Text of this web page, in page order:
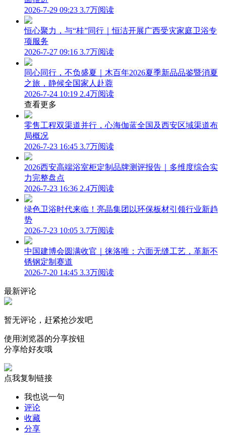
2026-7-29 09:23 3.7万阅读
恒心聚力，与“桂”同行｜恒洁开展广西受灾家庭卫浴专
项服务
2026-7-27 09:16 3.7万阅读
同心同行，不负盛夏｜木百年2026夏季新品品鉴暨消夏
之旅，静候全国家人赴蓉
2026-7-24 10:19 2.4万阅读
查看更多
零售工程双渠道并行，心海伽蓝全国及西安区域渠道布
局概况
2026-7-23 16:45 3.7万阅读
2026西安高端浴室柜定制品牌测评报告｜多维度综合实
力完整盘点
2026-7-23 16:36 2.4万阅读
绿色卫浴时代来临！亮晶集团以环保板材引领行业新趋
势
2026-7-23 10:05 3.7万阅读
中国建博会圆满收官｜徕洛唯：六面无缝工艺，革新不
锈钢定制赛道
2026-7-20 14:45 3.3万阅读
最新评论
暂无评论，赶紧抢沙发吧
使用浏览器的分享按钮
分享给好友哦
点我复制链接
我也说一句
评论
收藏
分享